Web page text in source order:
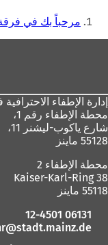
أنت مرحباً بك في
إدارة الإطفاء
محطة الإطفاء رقم 1،
شارع ياكوب-ليشنر 11،
55128 ماينز
محطة الإطفاء 2
Kaiser-Karl-Ring 38
55118 ماينز
06131 12-4501
stadt.mainz de